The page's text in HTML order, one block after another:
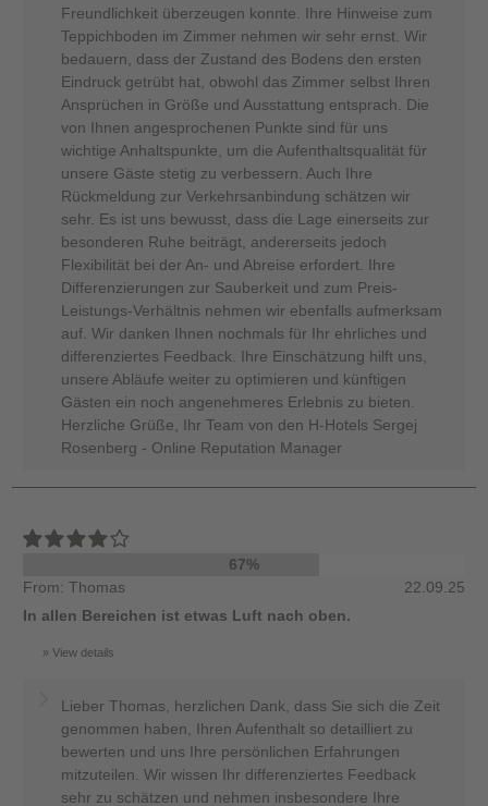
Freundlichkeit überzeugen konnte. Ihre Hinweise zum
Teppichboden im Zimmer nehmen wir sehr ernst. Wir
bedauern, dass der Zustand des Bodens den ersten
Eindruck getrübt hat, obwohl das Zimmer selbst Ihren
Ansprüchen in Größe und Ausstattung entsprach. Die
von Ihnen angesprochenen Punkte sind für uns
wichtige Anhaltspunkte, um die Aufenthaltsqualität für
unsere Gäste stetig zu verbessern. Auch Ihre
Rückmeldung zur Verkehrsanbindung schätzen wir
sehr. Es ist uns bewusst, dass die Lage einerseits zur
besonderen Ruhe beiträgt, andererseits jedoch
Flexibilität bei der An- und Abreise erfordert. Ihre
Differenzierungen zur Sauberkeit und zum Preis-
Leistungs-Verhältnis nehmen wir ebenfalls aufmerksam
auf. Wir danken Ihnen nochmals für Ihr ehrliches und
differenziertes Feedback. Ihre Einschätzung hilft uns,
unsere Abläufe weiter zu optimieren und künftigen
Gästen ein noch angenehmeres Erlebnis zu bieten.
Herzliche Grüße, Ihr Team von den H-Hotels Sergej
Rosenberg - Online Reputation Manager
67%
From: Thomas
22.09.25
In allen Bereichen ist etwas Luft nach oben.
View details
Lieber Thomas, herzlichen Dank, dass Sie sich die Zeit
genommen haben, Ihren Aufenthalt so detailliert zu
bewerten und uns Ihre persönlichen Erfahrungen
mitzuteilen. Wir wissen Ihr differenziertes Feedback
sehr zu schätzen und nehmen insbesondere Ihre